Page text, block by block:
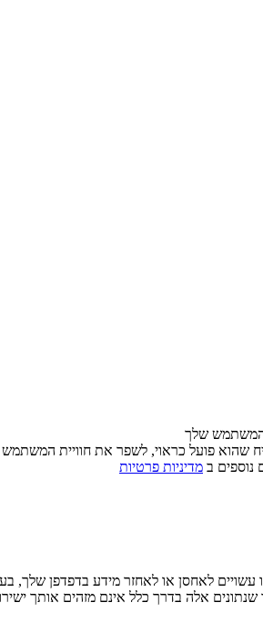
המשתמש שלך
שהוא פועל כראוי, לשפר את חוויית
נוספים ב מדיניות פרטיות
אלה בדרך כלל אינם מזהים אותך